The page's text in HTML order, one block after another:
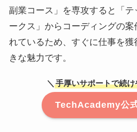
副業コース」を専攻すると「テ
ークス」からコーディングの案
れているため、すぐに仕事を
きな魅力です。
＼ 手厚いサポートで続
TechAcademy公